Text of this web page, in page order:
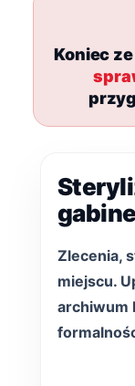
Koniec
Zlecenia,
miejscu.
archiwum